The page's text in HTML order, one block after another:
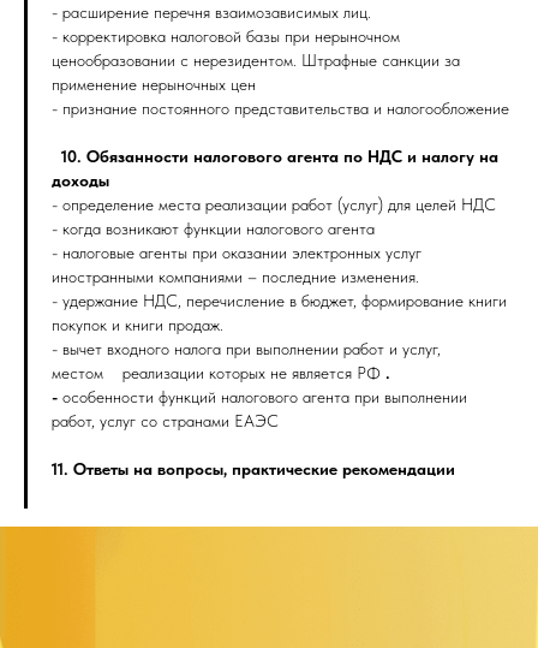
- расширение перечня взаимозависимых лиц.
- корректировка налоговой базы при нерыночном
ценообразовании с нерезидентом. Штрафные санкции за
применение нерыночных цен
- признание постоянного представительства и налогообложение
10. Обязанности налогового агента по НДС и налогу на
доходы
- определение места реализации работ (услуг) для целей НДС
- когда возникают функции налогового агента
- налоговые агенты при оказании электронных услуг
иностранными компаниями – последние изменения.
- удержание НДС, перечисление в бюджет, формирование книги
покупок и книги продаж.
- вычет входного налога при выполнении работ и услуг,
местом реализации которых не является РФ .
- особенности функций налогового агента при выполнении
работ, услуг со странами ЕАЭС
11. Ответы на вопросы, практические рекомендации